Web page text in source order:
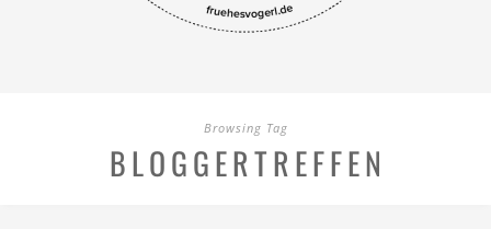
Browsing Tag
BLOGGERTREFFEN